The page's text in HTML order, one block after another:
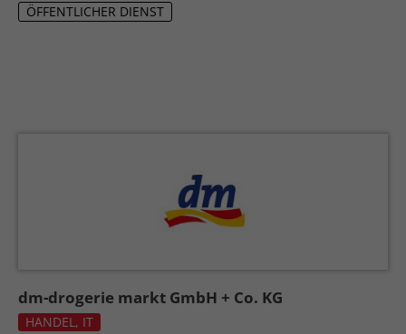
ÖFFENTLICHER DIENST
dm-drogerie markt GmbH + Co. KG
HANDEL, IT